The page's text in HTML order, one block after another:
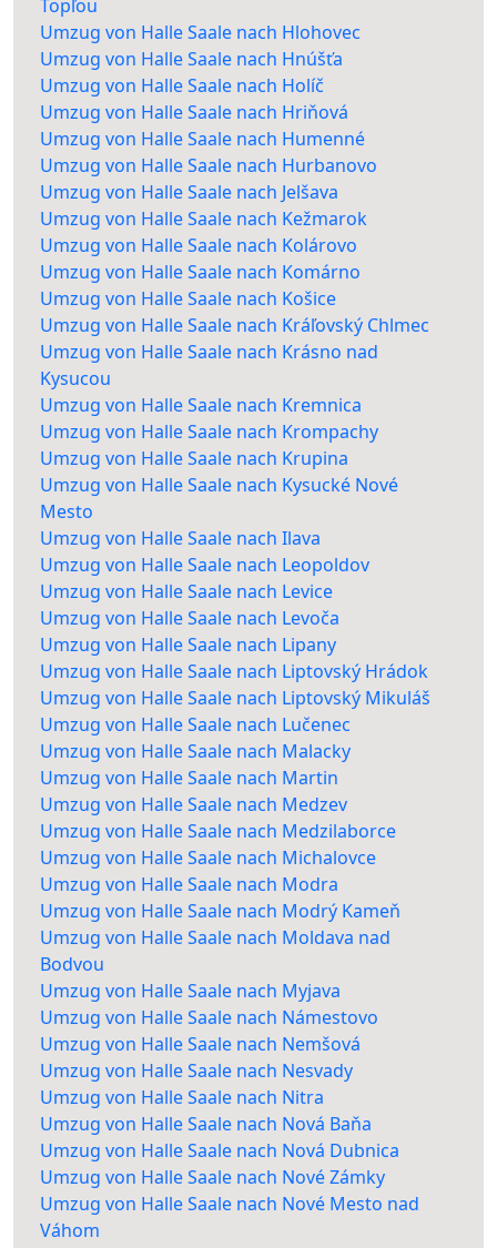
Topľou
Umzug von Halle Saale nach Hlohovec
Umzug von Halle Saale nach Hnúšťa
Umzug von Halle Saale nach Holíč
Umzug von Halle Saale nach Hriňová
Umzug von Halle Saale nach Humenné
Umzug von Halle Saale nach Hurbanovo
Umzug von Halle Saale nach Jelšava
Umzug von Halle Saale nach Kežmarok
Umzug von Halle Saale nach Kolárovo
Umzug von Halle Saale nach Komárno
Umzug von Halle Saale nach Košice
Umzug von Halle Saale nach Kráľovský Chlmec
Umzug von Halle Saale nach Krásno nad
Kysucou
Umzug von Halle Saale nach Kremnica
Umzug von Halle Saale nach Krompachy
Umzug von Halle Saale nach Krupina
Umzug von Halle Saale nach Kysucké Nové
Mesto
Umzug von Halle Saale nach Ilava
Umzug von Halle Saale nach Leopoldov
Umzug von Halle Saale nach Levice
Umzug von Halle Saale nach Levoča
Umzug von Halle Saale nach Lipany
Umzug von Halle Saale nach Liptovský Hrádok
Umzug von Halle Saale nach Liptovský Mikuláš
Umzug von Halle Saale nach Lučenec
Umzug von Halle Saale nach Malacky
Umzug von Halle Saale nach Martin
Umzug von Halle Saale nach Medzev
Umzug von Halle Saale nach Medzilaborce
Umzug von Halle Saale nach Michalovce
Umzug von Halle Saale nach Modra
Umzug von Halle Saale nach Modrý Kameň
Umzug von Halle Saale nach Moldava nad
Bodvou
Umzug von Halle Saale nach Myjava
Umzug von Halle Saale nach Námestovo
Umzug von Halle Saale nach Nemšová
Umzug von Halle Saale nach Nesvady
Umzug von Halle Saale nach Nitra
Umzug von Halle Saale nach Nová Baňa
Umzug von Halle Saale nach Nová Dubnica
Umzug von Halle Saale nach Nové Zámky
Umzug von Halle Saale nach Nové Mesto nad
Váhom